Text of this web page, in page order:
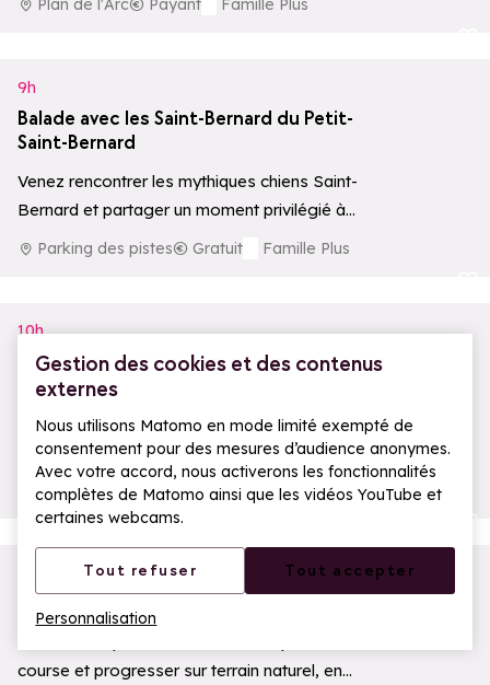
Gestion des cookies et des contenus
externes
Nous utilisons Matomo en mode limité exempté de
consentement pour des mesures d’audience anonymes.
Avec votre accord, nous activerons les fonctionnalités
complètes de Matomo ainsi que les vidéos YouTube et
certaines webcams.
Tout refuser Tout accepter
Personnalisation
Plan de l'Arc Payant
Famille Plus
9h
Balade avec les Saint-Bernard du Petit-
Saint-Bernard
Venez rencontrer les mythiques chiens Saint-
Bernard et partager un moment privilégié à
leurs côtés, avec possibilité de balade
Parking des pistes Gratuit
Famille Plus
10h
Atelier créatif : Initiation au Quilling
Découvrez le quilling, un art créatif consistant
à façonner de fines bandes de papier pour
réaliser de magnifiques cartes en…
La Pause Accessible
Poussette
Billetterie
Gratuit
Min. 8 ans
course et progresser sur terrain naturel, en